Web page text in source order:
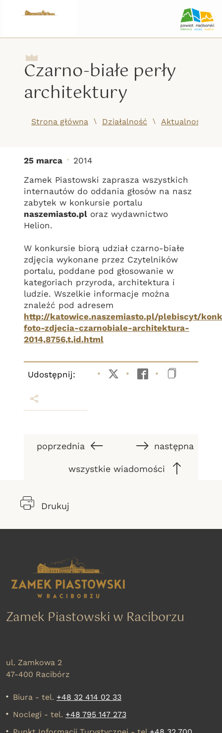
Czarno-białe perły
architektury
Strona główna /
Działalność Aktualności
Czarno-białe perły
25 marca
2014
Zamek Piastowski zaprasza wszystkich
internautów do oddania głosów na nasz
zabytek w konkursie portalu
naszemiasto.pl oraz wydawnictwo
Helion.
W konkursie biorą udział czarno-białe
zdjęcia wykonane przez Czytelników
portalu, poddane pod głosowanie w
kategoriach przyroda, architektura i
ludzie. Wszelkie informacje można
znaleźć pod adresem
http://katowice.naszemiasto.pl/plebiscyt/
foto-zdjecia-czarnobiale-architektura-
2014,8756,t,id.html
Udostępnij:
TwitterFacebook
poprzednia następna
wszystkie wiadomości
Drukuj
Zamek Piastowski w Raciborzu
ul. Zamkowa 2
47-400 Racibórz
Biura - tel. +48 32 414 02 33
Noclegi - tel. +48 795 147 273